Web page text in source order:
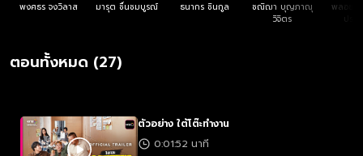
พงศธร จงวิลาส มารุต ชื่นชมบูรณ์ ธนากร ชินกูล
ชณิฌา บุญภาณุ
วิจิตร
พลอยไ
ตอนทั้งหมด (27)
ตัวอย่าง ใต้โต๊ะทำงาน
0:01:52 นาที